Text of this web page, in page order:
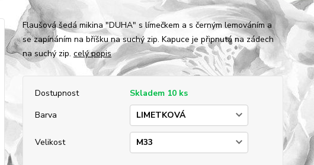
Flaušová šedá mikina "DUHA" s límečkem a s černým lemováním a
se zapínáním na bříšku na suchý zip. Kapuce je připnutá na zádech
na suchý zip. celý popis
Dostupnost
Skladem 10 ks
Barva
Velikost